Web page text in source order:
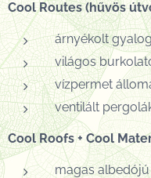
Cool Routes (hűvös
árnyékolt
világos
vízpermet
ventilált
Cool Roofs + Cool
magas